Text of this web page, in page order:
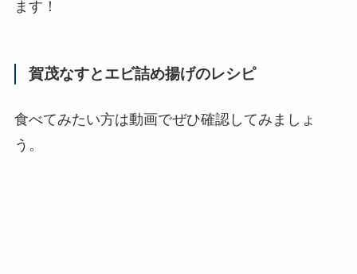
ます！
賀茂なすとエビ詰め揚げのレシピ
食べてみたい方は動画でぜひ確認してみましょ
う。